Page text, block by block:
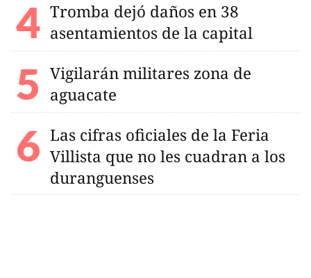
Tromba dejó daños en 38
asentamientos de la capital
Vigilarán militares zona de
aguacate
Las cifras oficiales de la Feria
Villista que no les cuadran a los
duranguenses